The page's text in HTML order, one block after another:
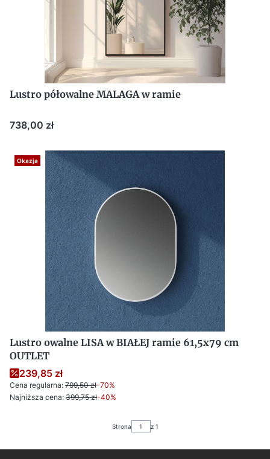
Lustro półowalne MALAGA w ramie
Cena
738,00 zł
Okazja
Lustro owalne LISA w BIAŁEJ ramie 61,5x79 cm
OUTLET
239,85 zł
Cena regularna: 799,50 zł-70%
Najniższa cena: 399,75 zł-40%
Strona z 1